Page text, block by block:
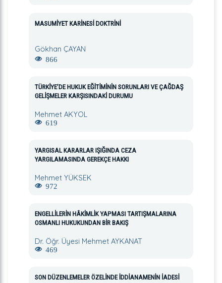
MASUMİYET KARİNESİ DOKTRİNİ
Gökhan ÇAYAN
866
TÜRKİYE’DE HUKUK EĞİTİMİNİN SORUNLARI VE ÇAĞDAŞ
GELİŞMELER KARŞISINDAKİ DURUMU
Mehmet AKYOL
619
YARGISAL KARARLAR IŞIĞINDA CEZA
YARGILAMASINDA GEREKÇE HAKKI
Mehmet YÜKSEK
972
ENGELLİLERİN HÂKİMLİK YAPMASI TARTIŞMALARINA
OSMANLI HUKUKUNDAN BİR BAKIŞ
Dr. Öğr. Üyesi Mehmet AYKANAT
469
SON DÜZENLEMELER ÖZELİNDE İDDİANAMENİN İADESİ